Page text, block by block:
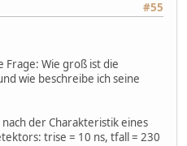
#55
Frage: Wie groß ist die
wie beschreibe ich seine
der Charakteristik eines
trise = 10 ns, tfall = 230